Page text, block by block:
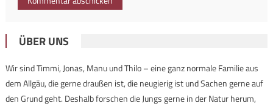
ÜBER UNS
Wir sind Timmi, Jonas, Manu und Thilo – eine ganz normale Familie aus
dem Allgäu, die gerne draußen ist, die neugierig ist und Sachen gerne auf
den Grund geht. Deshalb forschen die Jungs gerne in der Natur herum,